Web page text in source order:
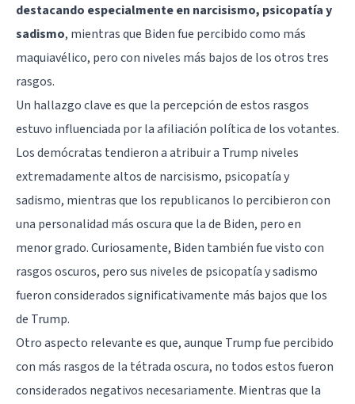
destacando especialmente en narcisismo, psicopatía y
sadismo, mientras que Biden fue percibido como más
maquiavélico, pero con niveles más bajos de los otros tres
rasgos.
Un hallazgo clave es que la percepción de estos rasgos
estuvo influenciada por la afiliación política de los votantes.
Los demócratas tendieron a atribuir a Trump niveles
extremadamente altos de narcisismo, psicopatía y
sadismo, mientras que los republicanos lo percibieron con
una personalidad más oscura que la de Biden, pero en
menor grado. Curiosamente, Biden también fue visto con
rasgos oscuros, pero sus niveles de psicopatía y sadismo
fueron considerados significativamente más bajos que los
de Trump.
Otro aspecto relevante es que, aunque Trump fue percibido
con más rasgos de la tétrada oscura, no todos estos fueron
considerados negativos necesariamente. Mientras que la